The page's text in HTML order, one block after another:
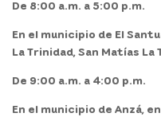
De 8:00 a.m. a 5:00 p.m.
En el municipio de El
La Trinidad, San Matías La
De 9:00 a.m. a 4:00 p.m.
En el municipio de Anzá,